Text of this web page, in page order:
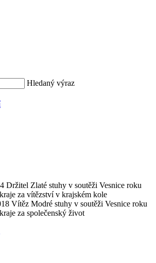
Hledaný výraz
Držitel Zlaté stuhy v soutěži Vesnice roku
za vítězství v krajském kole
Vítěz Modré stuhy v soutěži Vesnice roku
za společenský život